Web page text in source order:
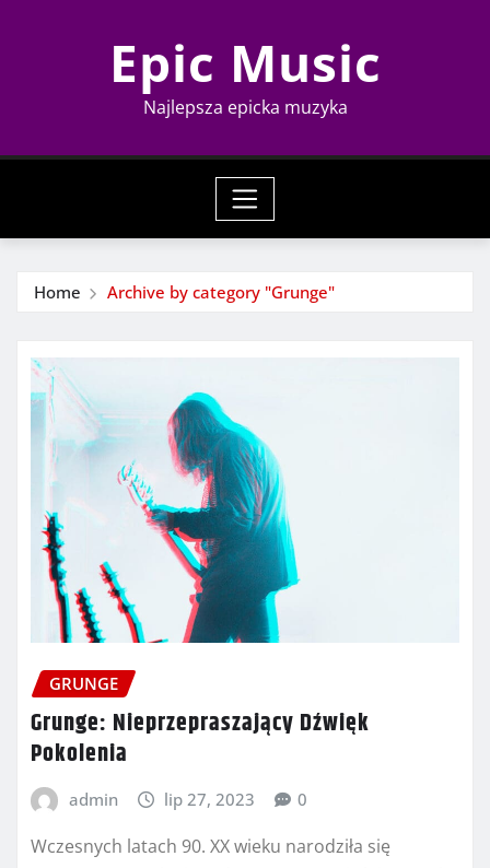
Epic Music
Najlepsza epicka muzyka
Home Archive by category "Grunge"
GRUNGE
Grunge: Nieprzepraszający Dźwięk
Pokolenia
admin lip 27, 2023 0
Wczesnych latach 90. XX wieku narodziła się